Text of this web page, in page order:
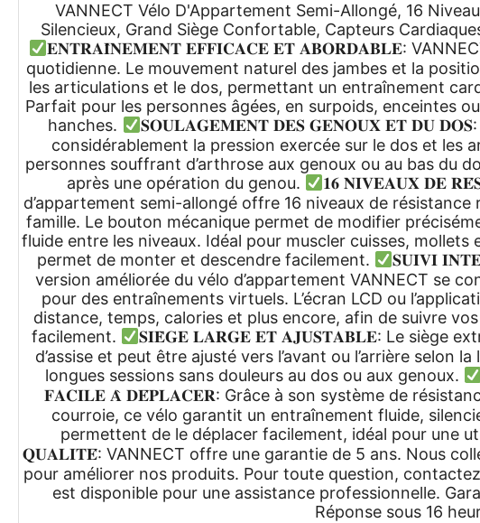
VANNECT Vélo D'Appartement Semi-Allongé, 16
Silencieux, Grand Siège Confortable, Capteurs
𝐄𝐍𝐓𝐑𝐀𝐈̂𝐍𝐄𝐌𝐄𝐍𝐓 𝐄𝐅𝐅𝐈𝐂𝐀𝐂𝐄 𝐄𝐓 𝐀𝐁𝐎𝐑𝐃𝐀𝐁𝐋𝐄:
quotidienne. Le mouvement naturel des jambes et la
les articulations et le dos, permettant un entraînement
Parfait pour les personnes âgées, en surpoids, enceintes
hanches.
𝐒𝐎𝐔𝐋𝐀𝐆𝐄𝐌𝐄𝐍𝐓 𝐃𝐄𝐒 𝐆𝐄𝐍𝐎𝐔𝐗 𝐄𝐓 𝐃𝐔 𝐃𝐎𝐒:
considérablement la pression exercée sur le dos et les
personnes souffrant d’arthrose aux genoux ou au bas du
après une opération du genou.
𝟏𝟔 𝐍𝐈𝐕𝐄𝐀𝐔𝐗 𝐃𝐄
d’appartement semi-allongé offre 16 niveaux de
famille. Le bouton mécanique permet de modifier
fluide entre les niveaux. Idéal pour muscler cuisses,
permet de monter et descendre facilement.
𝐒𝐔𝐈𝐕𝐈
version améliorée du vélo d’appartement VANNECT se
pour des entraînements virtuels. L’écran LCD ou
distance, temps, calories et plus encore, afin de suivre
facilement.
𝐒𝐈𝐄̀𝐆𝐄 𝐋𝐀𝐑𝐆𝐄 𝐄𝐓 𝐀𝐉𝐔𝐒𝐓𝐀𝐁𝐋𝐄: Le siège
d’assise et peut être ajusté vers l’avant ou l’arrière selon
longues sessions sans douleurs au dos ou aux genoux.
𝐅𝐀𝐂𝐈𝐋𝐄 𝐀̀ 𝐃𝐄́𝐏𝐋𝐀𝐂𝐄𝐑: Grâce à son système de
courroie, ce vélo garantit un entraînement fluide,
permettent de le déplacer facilement, idéal pour une
𝐐𝐔𝐀𝐋𝐈𝐓𝐄́: VANNECT offre une garantie de 5 ans. Nous
pour améliorer nos produits. Pour toute question,
est disponible pour une assistance professionnelle.
Réponse sous 16